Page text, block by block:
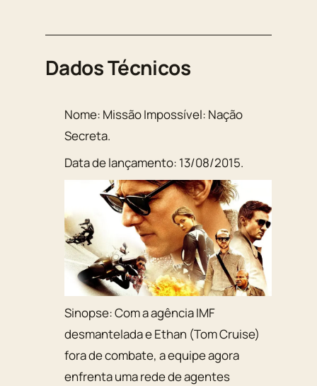
Dados Técnicos
Nome: Missão Impossível: Nação
Secreta.
Data de lançamento: 13/08/2015.
Sinopse:Com a agência IMF
desmantelada e Ethan (Tom Cruise)
fora de combate, a equipe agora
enfrenta uma rede de agentes